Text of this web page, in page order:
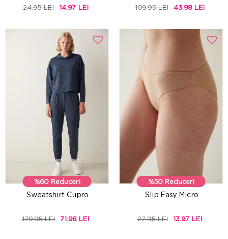
24.95 LEI 14.97 LEI 109.95 LEI 43.98 LEI
%60 Reduceri
Sweatshirt Cupro
179.95 LEI 71.98 LEI
%50 Reduceri
Slip Easy Micro
27.95 LEI 13.97 LEI